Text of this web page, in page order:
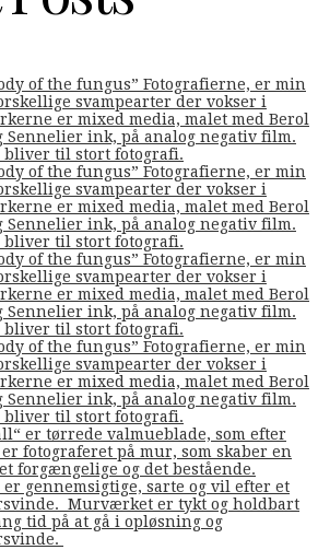
of the fungus” Fotografierne, er min
svampearter der vokser i
er mixed media, malet med Berol
Sennelier ink, på analog negativ film.
til stort fotografi.
of the fungus” Fotografierne, er min
svampearter der vokser i
er mixed media, malet med Berol
Sennelier ink, på analog negativ film.
til stort fotografi.
of the fungus” Fotografierne, er min
svampearter der vokser i
er mixed media, malet med Berol
Sennelier ink, på analog negativ film.
til stort fotografi.
of the fungus” Fotografierne, er min
svampearter der vokser i
er mixed media, malet med Berol
Sennelier ink, på analog negativ film.
til stort fotografi.
er tørrede valmueblade, som efter
fotograferet på mur, som skaber en
forgængelige og det bestående.
er gennemsigtige, sarte og vil efter et
Murværket er tykt og holdbart
tid på at gå i opløsning og